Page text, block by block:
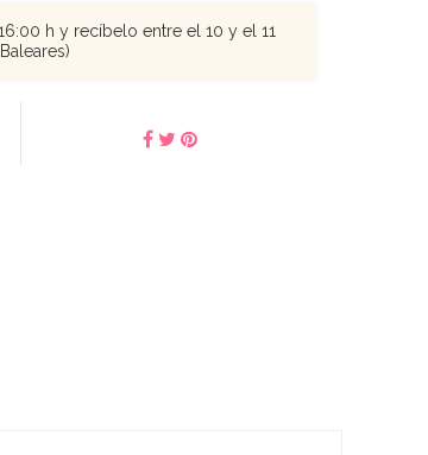
h y recíbelo entre el 10 y el 11